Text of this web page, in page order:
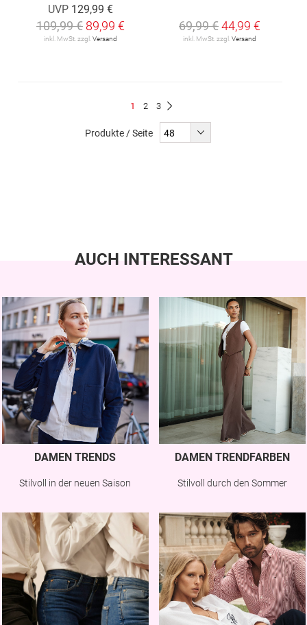
UVP 129,99 €
109,99 € 89,99 €
inkl. MwSt. zzgl. Versand
69,99 €44,99 €
inkl. MwSt. zzgl. Versand
Du
1 Seite
2 Seite
3
Produkte / Seite
AUCH INTERESSANT
DAMEN TRENDS
Stilvoll in der neuen Saison
DAMEN TRENDFARBEN
Stilvoll durch den Sommer